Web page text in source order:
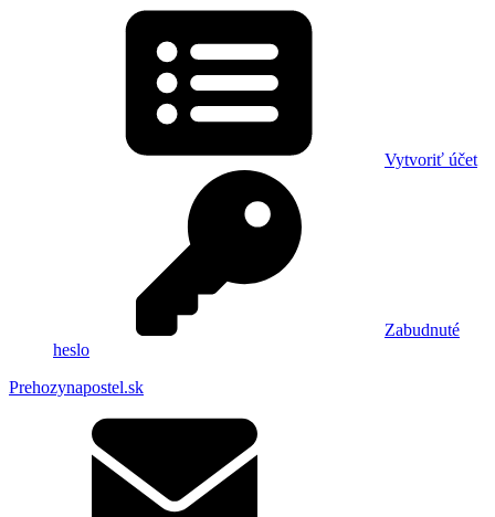
Vytvoriť účet
Zabudnuté
heslo
Prehozynapostel.sk